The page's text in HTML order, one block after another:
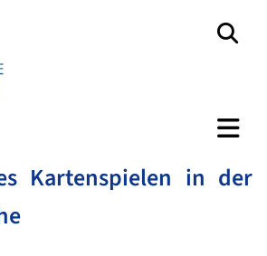
Kartenspielen in der